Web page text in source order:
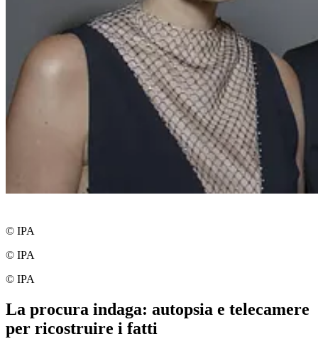
© IPA
© IPA
© IPA
La procura indaga: autopsia e telecamere
per ricostruire i fatti